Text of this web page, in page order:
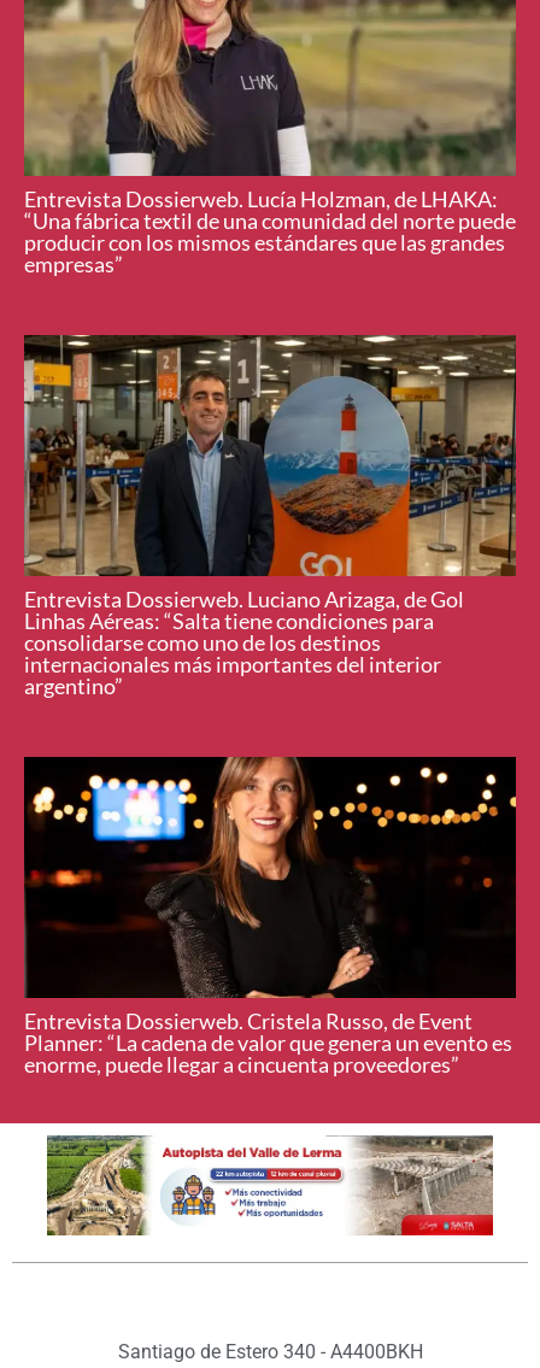
Entrevista Dossierweb. Lucía Holzman, de LHAKA:
“Una fábrica textil de una comunidad del norte puede
producir con los mismos estándares que las grandes
empresas”
Entrevista Dossierweb. Luciano Arizaga, de Gol
Linhas Aéreas: “Salta tiene condiciones para
consolidarse como uno de los destinos
internacionales más importantes del interior
argentino”
Entrevista Dossierweb. Cristela Russo, de Event
Planner: “La cadena de valor que genera un evento es
enorme, puede llegar a cincuenta proveedores”
Santiago de Estero 340 - A4400BKH